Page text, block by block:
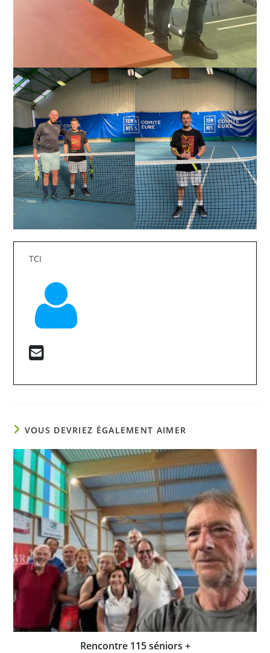
TCI
VOUS DEVRIEZ ÉGALEMENT AIMER
Rencontre 115 séniors +